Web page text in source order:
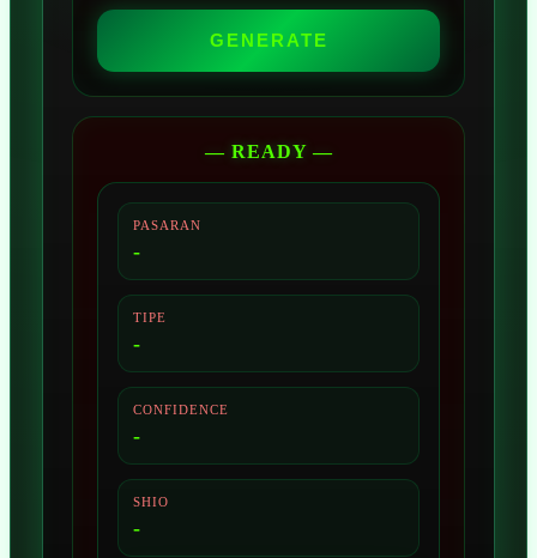
GENERATE
— READY —
PASARAN
-
TIPE
-
CONFIDENCE
-
SHIO
-